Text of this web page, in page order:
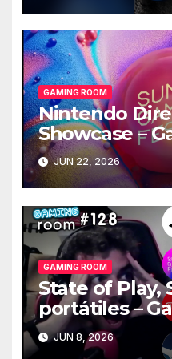
GAMING ROOM
Nintendo
Showcase –
#129
JUN 22, 2026
GAMING ROOM
State of Play,
portátiles –
#128
JUN 8, 2026